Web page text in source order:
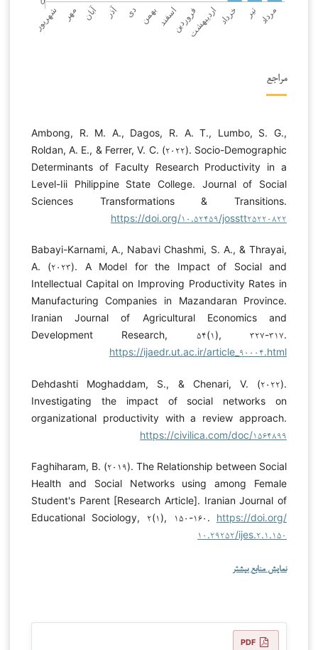
مراجع
Ambong, R. M. A., Dagos, R. A. T., Lumbo, S. G.,
Roldan, A. E., & Ferrer, V. C. (۲۰۲۲). Socio-Demographic
Determinants of Faculty Research Productivity in a
Level-Iii Philippine State College. Journal of Social
Sciences Transformations & Transitions.
https://doi.org/۱۰.۵۲۴۵۹/josstt۲۵۲۲۰۸۲۲
Babayi-Karnami, A., Nabavi Chashmi, S. A., & Thrayai,
A. (۲۰۲۳). A Model for the Impact of Social and
Intellectual Capital on Improving Productivity Rates in
Manufacturing Companies in Mazandaran Province.
Iranian Journal of Agricultural Economics and
Development Research, ۵۴(۱), ۳۲۷-۳۱۷.
https://ijaedr.ut.ac.ir/article_۹۰۰۰۴.html
Dehdashti Moghaddam, S., & Chenari, V. (۲۰۲۲).
Investigating the impact of social networks on
organizational productivity with a review approach.
https://civilica.com/doc/۱۵۶۴۸۹۹
Faghiharam, B. (۲۰۱۹). The Relationship between Social
Health and Social Networks using among Female
Student's Parent [Research Article]. Iranian Journal of
Educational Sociology, ۲(۱), ۱۵۰-۱۶۰. https://doi.org/
۱۰.۲۹۲۵۲/ijes.۲.۱.۱۵۰
نمایش منابع بیشتر
PDF